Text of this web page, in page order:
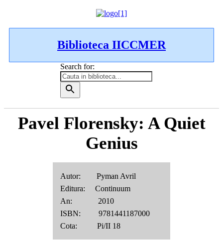
Biblioteca IICCMER
Search for:
Pavel Florensky: A Quiet
Genius
Autor: Pyman Avril
Editura: Continuum
An: 2010
ISBN: 9781441187000
Cota: Pi/II 18